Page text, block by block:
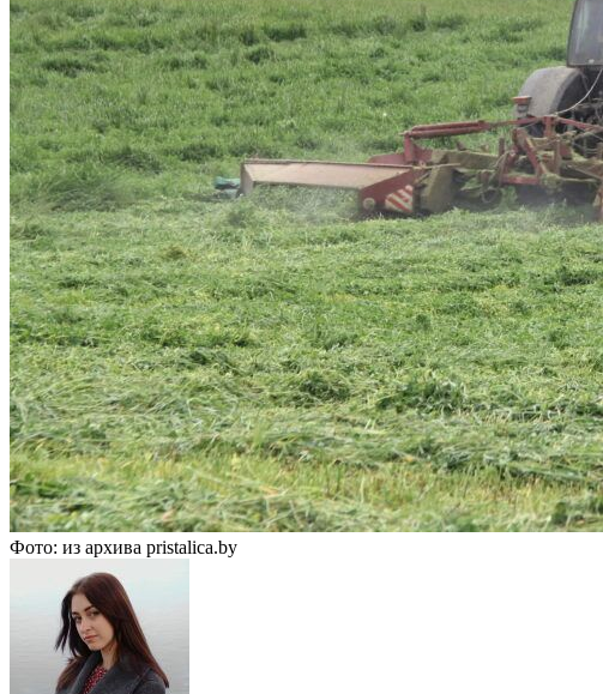
Фото: из архива pristalica.by